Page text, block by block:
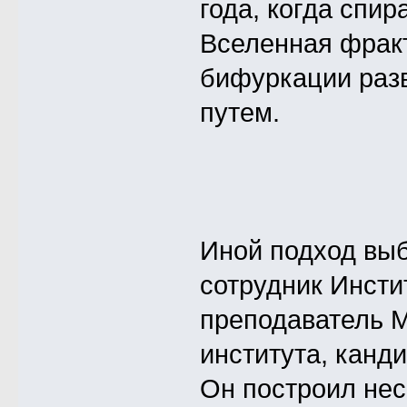
года, когда
Вселенная
бифуркации
путем.
Иной подход
сотрудник
преподаватель
института,
Он построил